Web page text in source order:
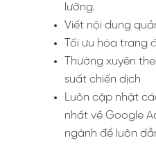
lưỡng.
Viết nội dung
Tối ưu hóa trang
Thường xuyên
suất chiến dịch
Luôn cập nhật
nhất về Google
ngành để luôn